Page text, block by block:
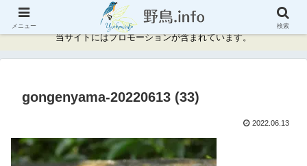
神奈川県周辺の野鳥情報と記録
当サイトにはプロモーションが含まれています。
gongenyama-20220613 (33)
2022.06.13
メニュー 検索